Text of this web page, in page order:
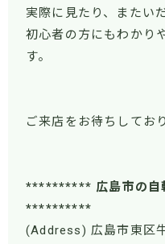
実際に見たり、またい
初心者の方にもわかり
す。
ご来店をお待ちしてお
********** 広島市の自
**********
(Address) 広島市東区